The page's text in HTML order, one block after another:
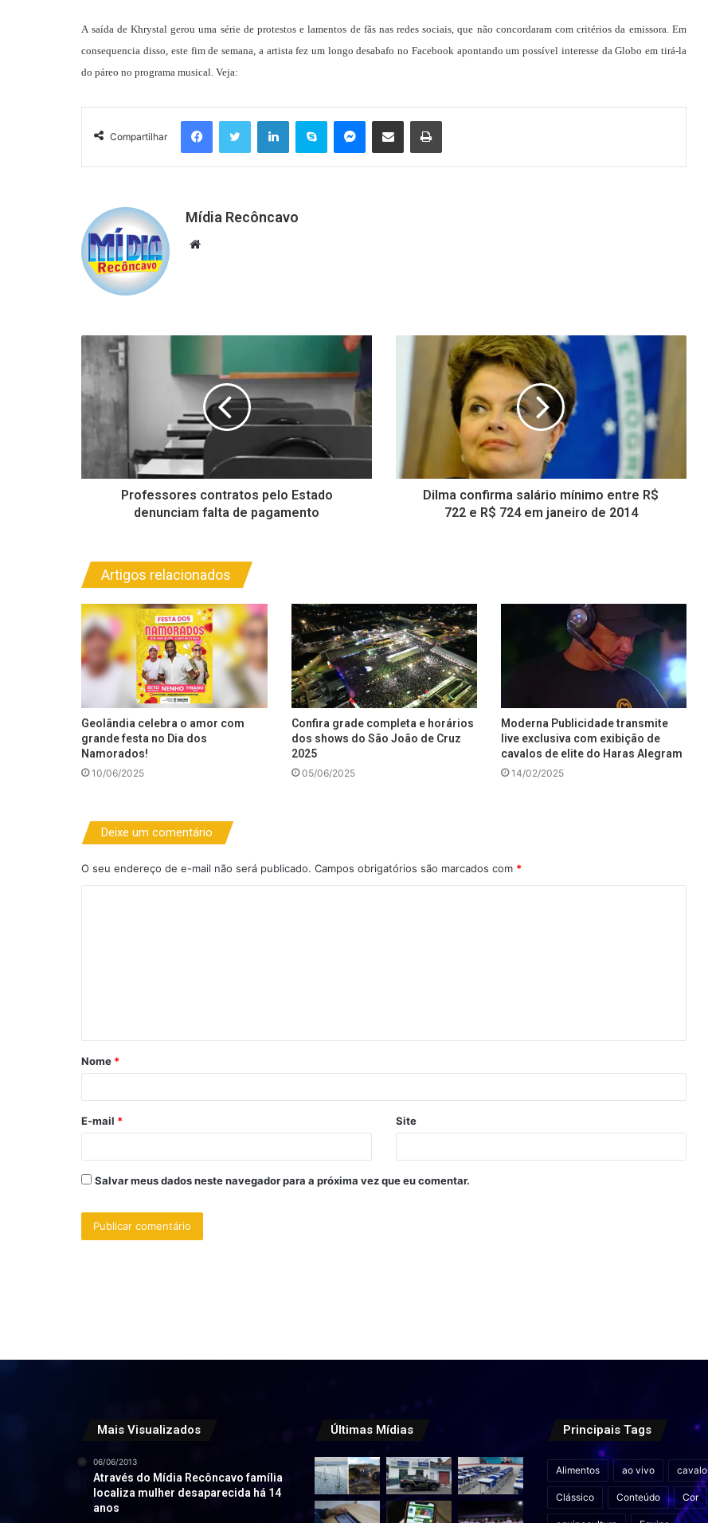
A saída de Khrystal gerou uma série de protestos e lamentos de fãs nas redes sociais, que não concordaram com critérios da emissora. Em
consequencia disso, este fim de semana, a artista fez um longo desabafo no Facebook apontando um possível interesse da Globo em tirá-la
do páreo no programa musical. Veja:
Compartilhar
FacebookTwitter LinkedinSkype Messenger
Compartilhar via e-mail Imprimir
Mídia Recôncavo
Website
Professores contratos pelo Estado
denunciam falta de pagamento
Dilma confirma salário mínimo entre R$
722 e R$ 724 em janeiro de 2014
Artigos relacionados
Geolândia celebra o amor com
grande festa no Dia dos
Namorados!
10/06/2025
Confira grade completa e horários
dos shows do São João de Cruz
2025
05/06/2025
Moderna Publicidade transmite
live exclusiva com exibição de
cavalos de elite do Haras Alegram
14/02/2025
Deixe um comentário
O seu endereço de e-mail não será publicado. Campos obrigatórios são marcados com *
á
r
*
Nome *
E-mail * Site
Salvar meus dados neste navegador para a próxima vez que eu comentar.
Mais Visualizados
06/06/2013
Através do Mídia Recôncavo família
localiza mulher desaparecida há 14
anos
Últimas Mídias Principais Tags
Alimentos ao vivo cavalo
Clássico Conteúdo Cor